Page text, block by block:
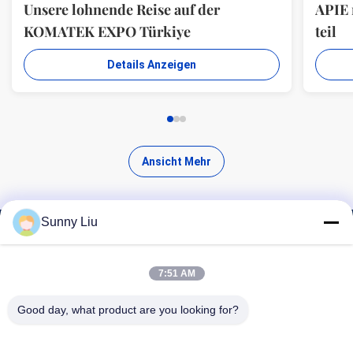
Unsere lohnende Reise auf der
KOMATEK EXPO Türkiye
Details Anzeigen
APIE
teil
Ansicht Mehr
Finde hochwertige Produkte
Sunny Liu
7:51 AM
Good day, what product are you looking for?